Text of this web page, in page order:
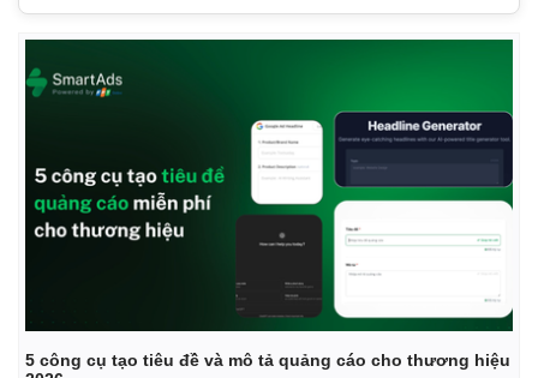
5 công cụ tạo tiêu đề và mô tả quảng cáo cho thương hiệu